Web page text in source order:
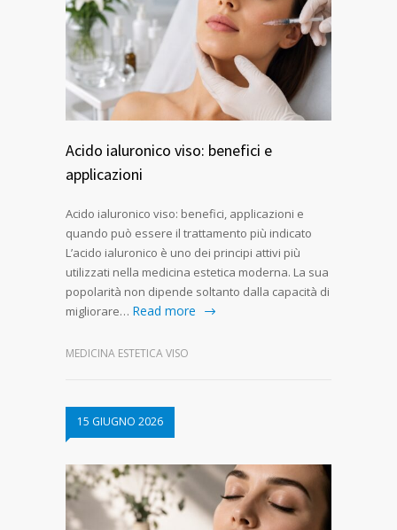
Acido ialuronico viso: benefici e
applicazioni
Acido ialuronico viso: benefici, applicazioni e
quando può essere il trattamento più indicato
L’acido ialuronico è uno dei principi attivi più
utilizzati nella medicina estetica moderna. La sua
popolarità non dipende soltanto dalla capacità di
migliorare… Read more
MEDICINA ESTETICA VISO
15 GIUGNO 2026